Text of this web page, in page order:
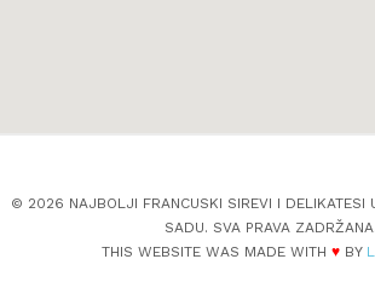
© 2026 NAJBOLJI FRANCUSKI SIREVI I DELIKATESI
SADU. SVA PRAVA ZADRŽANA.
THIS WEBSITE WAS MADE WITH ♥BY